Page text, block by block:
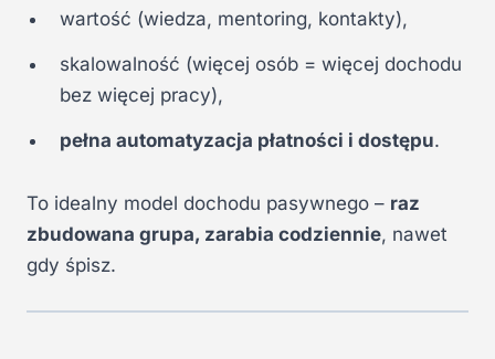
wartość (wiedza, mentoring, kontakty),
skalowalność (więcej osób = więcej dochodu
bez więcej pracy),
pełna automatyzacja płatności i dostępu.
To idealny model dochodu pasywnego – raz
zbudowana grupa, zarabia codziennie, nawet
gdy śpisz.